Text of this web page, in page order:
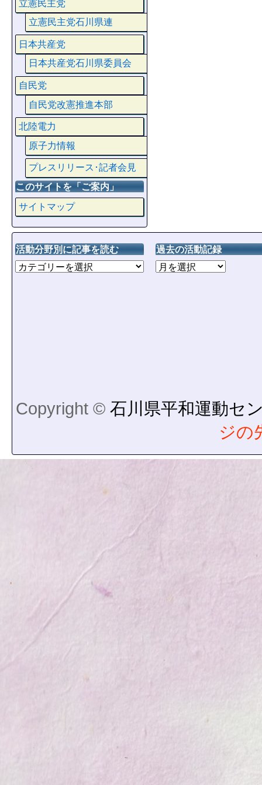
立憲民主党
立憲民主党石川県連
日本共産党
日本共産党石川県委員会
自民党
自民党改憲推進本部
北陸電力
原子力情報
プレスリリース･記者会見
このサイトを「ご案内」
サイトマップ
活動分野別に記事を読む 過去の活動記録
Copyright © 石川県平和運動セ
ジの